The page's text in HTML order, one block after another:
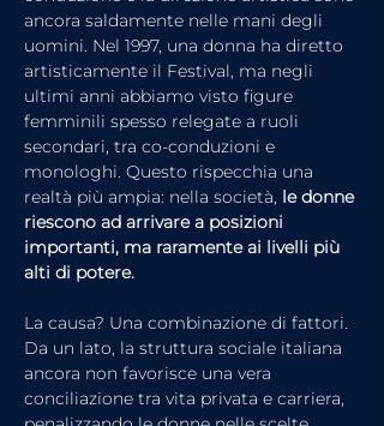
ancora saldamente nelle mani degli
uomini. Nel 1997, una donna ha diretto
artisticamente il Festival, ma negli
ultimi anni abbiamo visto figure
femminili spesso relegate a ruoli
secondari, tra co-conduzioni e
monologhi. Questo rispecchia una
realtà più ampia: nella società, le donne
riescono ad arrivare a posizioni
importanti, ma raramente ai livelli più
alti di potere.
La causa? Una combinazione di fattori.
Da un lato, la struttura sociale italiana
ancora non favorisce una vera
conciliazione tra vita privata e carriera,